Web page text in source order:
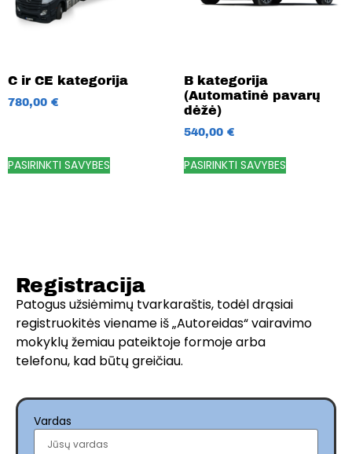
C ir CE kategorija
780,00 €
PASIRINKTI SAVYBES
B kategorija
(Automatinė pavarų
dėžė)
540,00 €
PASIRINKTI SAVYBES
Registracija
Patogus užsiėmimų tvarkaraštis, todėl drąsiai
registruokitės viename iš „Autoreidas“ vairavimo
mokyklų žemiau pateiktoje formoje arba
telefonu, kad būtų greičiau.
Vardas